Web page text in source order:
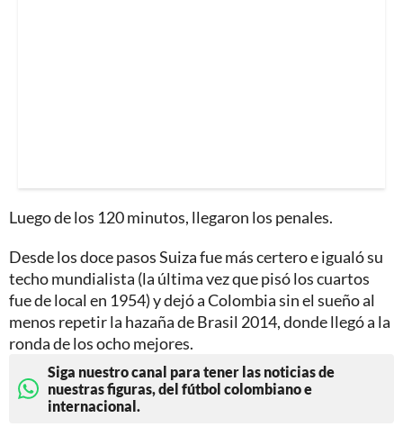
Luego de los 120 minutos, llegaron los penales.
Desde los doce pasos Suiza fue más certero e igualó su
techo mundialista (la última vez que pisó los cuartos
fue de local en 1954) y dejó a Colombia sin el sueño al
menos repetir la hazaña de Brasil 2014, donde llegó a la
ronda de los ocho mejores.
Siga nuestro canal para tener las noticias de
nuestras figuras, del fútbol colombiano e
internacional.